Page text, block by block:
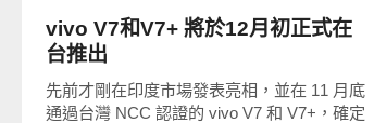
vivo V7和V7+ 將於12月初正式在
台推出
先前才剛在印度市場發表亮相，並在 11 月底
通過台灣 NCC 認證的 vivo V7 和 V7+，確定